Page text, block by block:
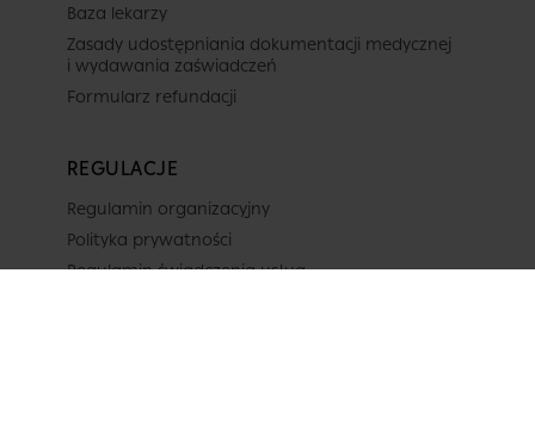
Baza lekarzy
Zasady udostępniania dokumentacji medycznej
i wydawania zaświadczeń
Formularz refundacji
REGULACJE
Regulamin organizacyjny
Polityka prywatności
Regulamin świadczenia usług